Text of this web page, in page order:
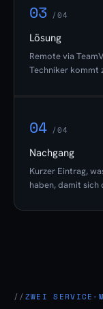
03 /04
Lösung
Remote via
Techniker kommt
04 /04
Nachgang
Kurzer Eintrag,
haben, damit
ZWEI SERVICE-